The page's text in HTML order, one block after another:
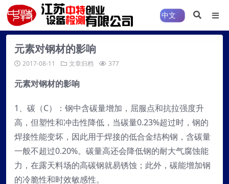
元素对钢材的影响
2017-08-11 文章归档 377
元素对钢材的影响
1、碳（C）：钢中含碳量增加，屈服点和抗拉强度升
高，但塑性和冲击性降低，当碳量0.23%超过时，钢的
焊接性能变坏，因此用于焊接的低合金结构钢，含碳量
一般不超过0.20%。碳量高还会降低钢的耐大气腐蚀能
力，在露天料场的高碳钢就易锈蚀；此外，碳能增加钢
的冷脆性和时效敏感性。